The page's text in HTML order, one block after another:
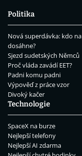
Politika
Nová superdávka: kdo
dosáhne?
Sjezd sudetských Němců
Proč vláda zavádí EET?
Padni komu padni
Výpověď z práce vzor
Divoký kačer
Technologie
SpaceX na burze
Nejlepší telefony
Nejlepší AI zdarma